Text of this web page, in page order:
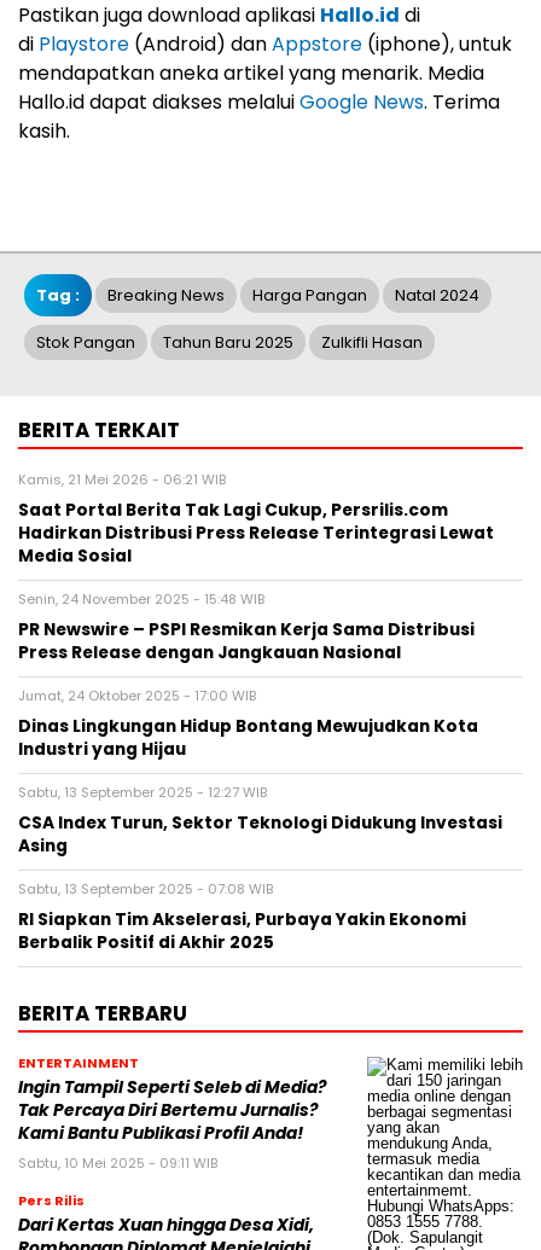
Pastikan juga download aplikasi Hallo.id di
di Playstore (Android) danAppstore (iphone), untuk
mendapatkan aneka artikel yang menarik. Media
Hallo.id dapat diakses melaluiGoogle News. Terima
kasih.
Tag : Breaking News Harga Pangan Natal 2024
Stok Pangan Tahun Baru 2025 Zulkifli Hasan
BERITA TERKAIT
Kamis, 21 Mei 2026 - 06:21 WIB
Saat Portal Berita Tak Lagi Cukup, Persrilis.com
Hadirkan Distribusi Press Release Terintegrasi Lewat
Media Sosial
Senin, 24 November 2025 - 15:48 WIB
PR Newswire – PSPI Resmikan Kerja Sama Distribusi
Press Release dengan Jangkauan Nasional
Jumat, 24 Oktober 2025 - 17:00 WIB
Dinas Lingkungan Hidup Bontang Mewujudkan Kota
Industri yang Hijau
Sabtu, 13 September 2025 - 12:27 WIB
CSA Index Turun, Sektor Teknologi Didukung Investasi
Asing
Sabtu, 13 September 2025 - 07:08 WIB
RI Siapkan Tim Akselerasi, Purbaya Yakin Ekonomi
Berbalik Positif di Akhir 2025
BERITA TERBARU
ENTERTAINMENT
Ingin Tampil Seperti Seleb di Media?
Tak Percaya Diri Bertemu Jurnalis?
Kami Bantu Publikasi Profil Anda!
Sabtu, 10 Mei 2025 - 09:11 WIB
Pers Rilis
Dari Kertas Xuan hingga Desa Xidi,